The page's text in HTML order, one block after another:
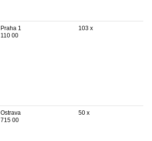
Praha 1
110 00
103 x
Ostrava
715 00
50 x